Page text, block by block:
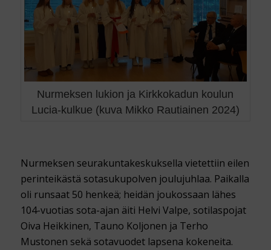
Nurmeksen lukion ja Kirkkokadun koulun
Lucia-kulkue (kuva Mikko Rautiainen 2024)
Nurmeksen seurakuntakeskuksella vietettiin eilen
perinteikästä sotasukupolven joulujuhlaa. Paikalla
oli runsaat 50 henkeä; heidän joukossaan lähes
104-vuotias sota-ajan äiti Helvi Valpe, sotilaspojat
Oiva Heikkinen, Tauno Koljonen ja Terho
Mustonen sekä sotavuodet lapsena kokeneita.